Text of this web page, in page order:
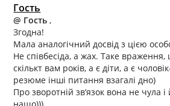
Гость
@ Гость,
Згодна!
Мала аналогічний досвід з цією
Не співбесіда, а жах. Таке
скількт вам років, а є діти, а є
резюме інші питання взагалі дно)
Про зворотній зв’язок вона не чула